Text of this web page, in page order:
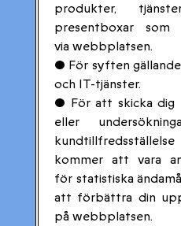
produkter,
presentboxar som
via webbplatsen.
• För syften
och IT-tjänster.
• För att skicka dig
eller
kommer att vara
för statistiska
att förbättra din
på webbplatsen.